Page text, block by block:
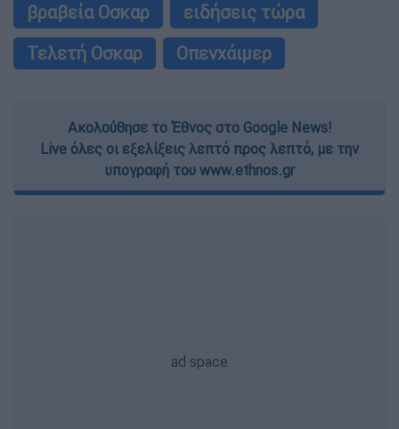
βραβεία Οσκαρ
ειδήσεις τώρα
Τελετή Οσκαρ
Οπενχάιμερ
Ακολούθησε το Έθνος στο Google News!
Live όλες οι εξελίξεις λεπτό προς λεπτό, με την
υπογραφή του www.ethnos.gr